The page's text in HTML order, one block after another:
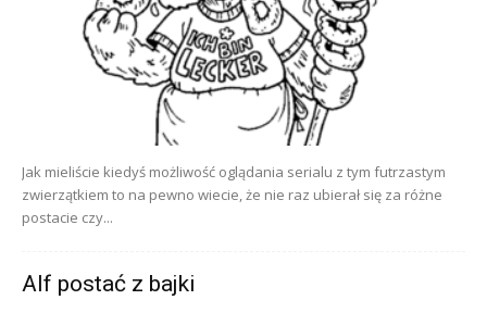
Jak mieliście kiedyś możliwość oglądania serialu z tym futrzastym
zwierzątkiem to na pewno wiecie, że nie raz ubierał się za różne
postacie czy...
Alf postać z bajki